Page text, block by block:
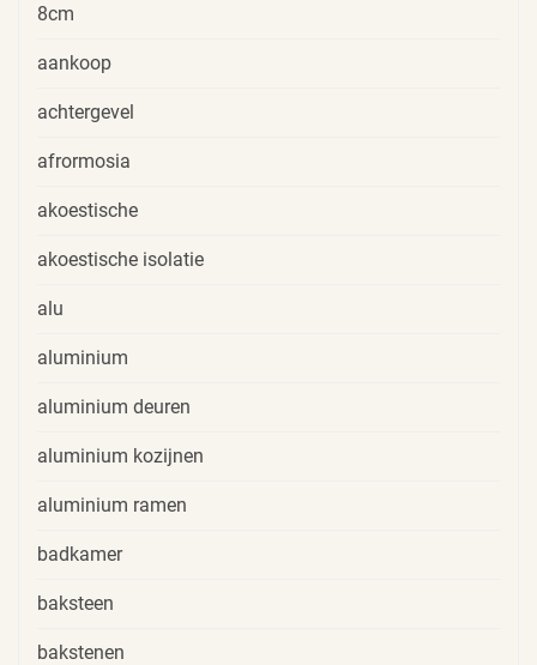
8cm
aankoop
achtergevel
afrormosia
akoestische
akoestische isolatie
alu
aluminium
aluminium deuren
aluminium kozijnen
aluminium ramen
badkamer
baksteen
bakstenen